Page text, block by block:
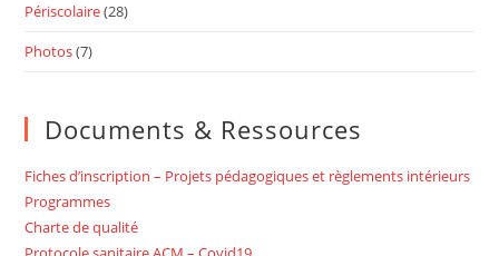
Périscolaire(28)
Photos(7)
Documents & Ressources
Fiches d’inscription – Projets pédagogiques et règlements intérieurs
Programmes
Charte de qualité